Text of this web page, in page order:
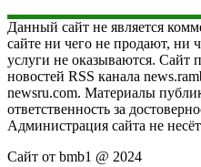
Данный сайт не является
сайте ни чего не продают, ни
услуги не оказываются. Сайт
новостей RSS канала
newsru.com. Материалы
ответственность за
Администрация сайта не
Сайт от bmb1 @ 2024